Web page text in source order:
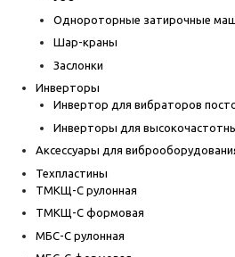
Однороторные затирочные
Шар-краны
Заслонки
Инверторы
Инвертор для вибраторов
Инверторы для
Аксессуары для
Техпластины
ТМКЩ-С рулонная
ТМКЩ-С формовая
МБС-С рулонная